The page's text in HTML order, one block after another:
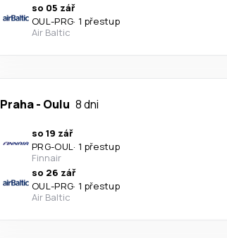
so 05 zář
OUL -PRG· 1 přestup
Air Baltic
Praha- Oulu 8 dni
so 19 zář
PRG-OUL · 1 přestup
Finnair
so 26 zář
OUL -PRG· 1 přestup
Air Baltic